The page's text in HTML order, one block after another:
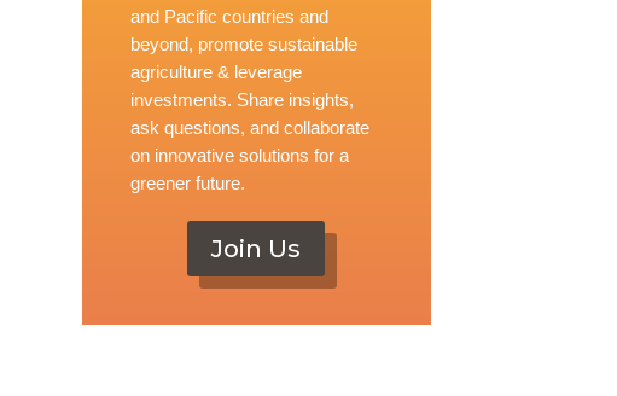
and Pacific countries and
beyond, promote sustainable
agriculture & leverage
investments. Share insights,
ask questions, and collaborate
on innovative solutions for a
greener future.
Join Us